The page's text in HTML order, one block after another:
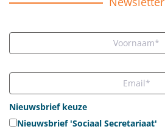
Nieuwsbrief keuze
Nieuwsbrief 'Sociaal Secretariaat'